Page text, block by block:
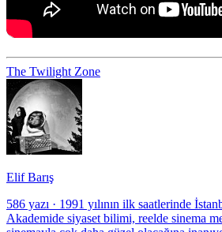
The Twilight Zone
Elif Barış
586 yazı · 1991 yılının ilk saatlerinde
Akademide siyaset bilimi, reelde sinema